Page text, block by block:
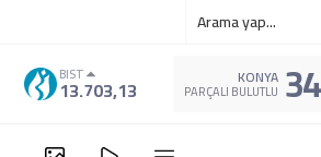
BIST
13.703,13 KONYA
PARÇALI BULUTLU 34